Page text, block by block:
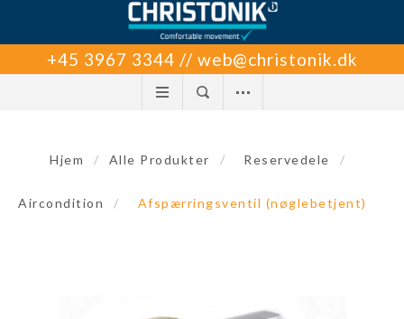
+45 3967 3344 // web@christonik.dk
Hjem / Alle Produkter / Reservedele /
Aircondition / Afspærringsventil (nøglebetjent)